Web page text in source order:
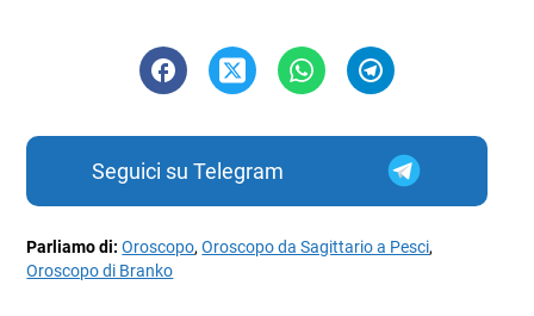
Seguici su Telegram
Parliamo di:Oroscopo,Oroscopo da Sagittario a Pesci,
Oroscopo di Branko